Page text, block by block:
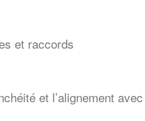
et raccords
et l’alignement